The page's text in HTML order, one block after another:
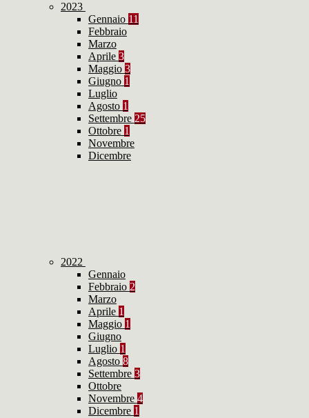
2023
Gennaio 11
Febbraio
Marzo
Aprile 3
Maggio 3
Giugno 1
Luglio
Agosto 1
Settembre 25
Ottobre 1
Novembre
Dicembre
2022
Gennaio
Febbraio 2
Marzo
Aprile 1
Maggio 1
Giugno
Luglio 1
Agosto 8
Settembre 3
Ottobre
Novembre 4
Dicembre 1